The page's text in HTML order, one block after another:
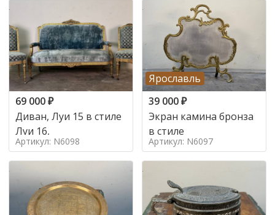
69 000₽
Диван, Луи 15 в стиле
Луи 16,
Артикул: N6098
Ярославль
39 000₽
Экран камина бронза
в стиле
Артикул: N6097